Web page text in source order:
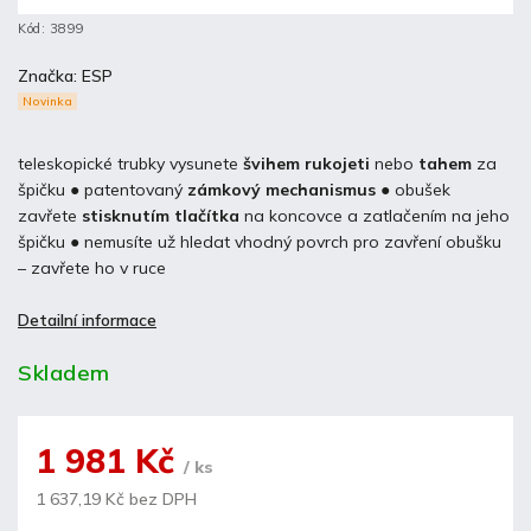
Kód: 3899
Novinka
teleskopické trubky vysunete švihem rukojeti nebo tahem za
špičku ● patentovaný zámkový mechanismus ● obušek
zavřete stisknutím tlačítka na koncovce a zatlačením na jeho
špičku ● nemusíte už hledat vhodný povrch pro zavření obušku
– zavřete ho v ruce
Detailní informace
Značka: ESP
Skladem
1 981 Kč / ks
1 637,19 Kč bez DPH